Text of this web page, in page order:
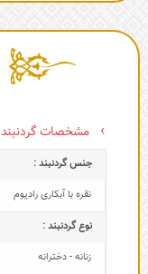
مشخصات گردنبند
جنس گردنبند :
نقره با آبکاری رادیوم
نوع گردنبند :
زنانه - دخترانه